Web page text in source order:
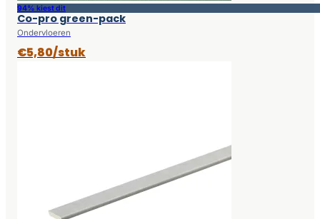
94% kiest dit
Co-pro green-pack
Ondervloeren
€5,80/stuk